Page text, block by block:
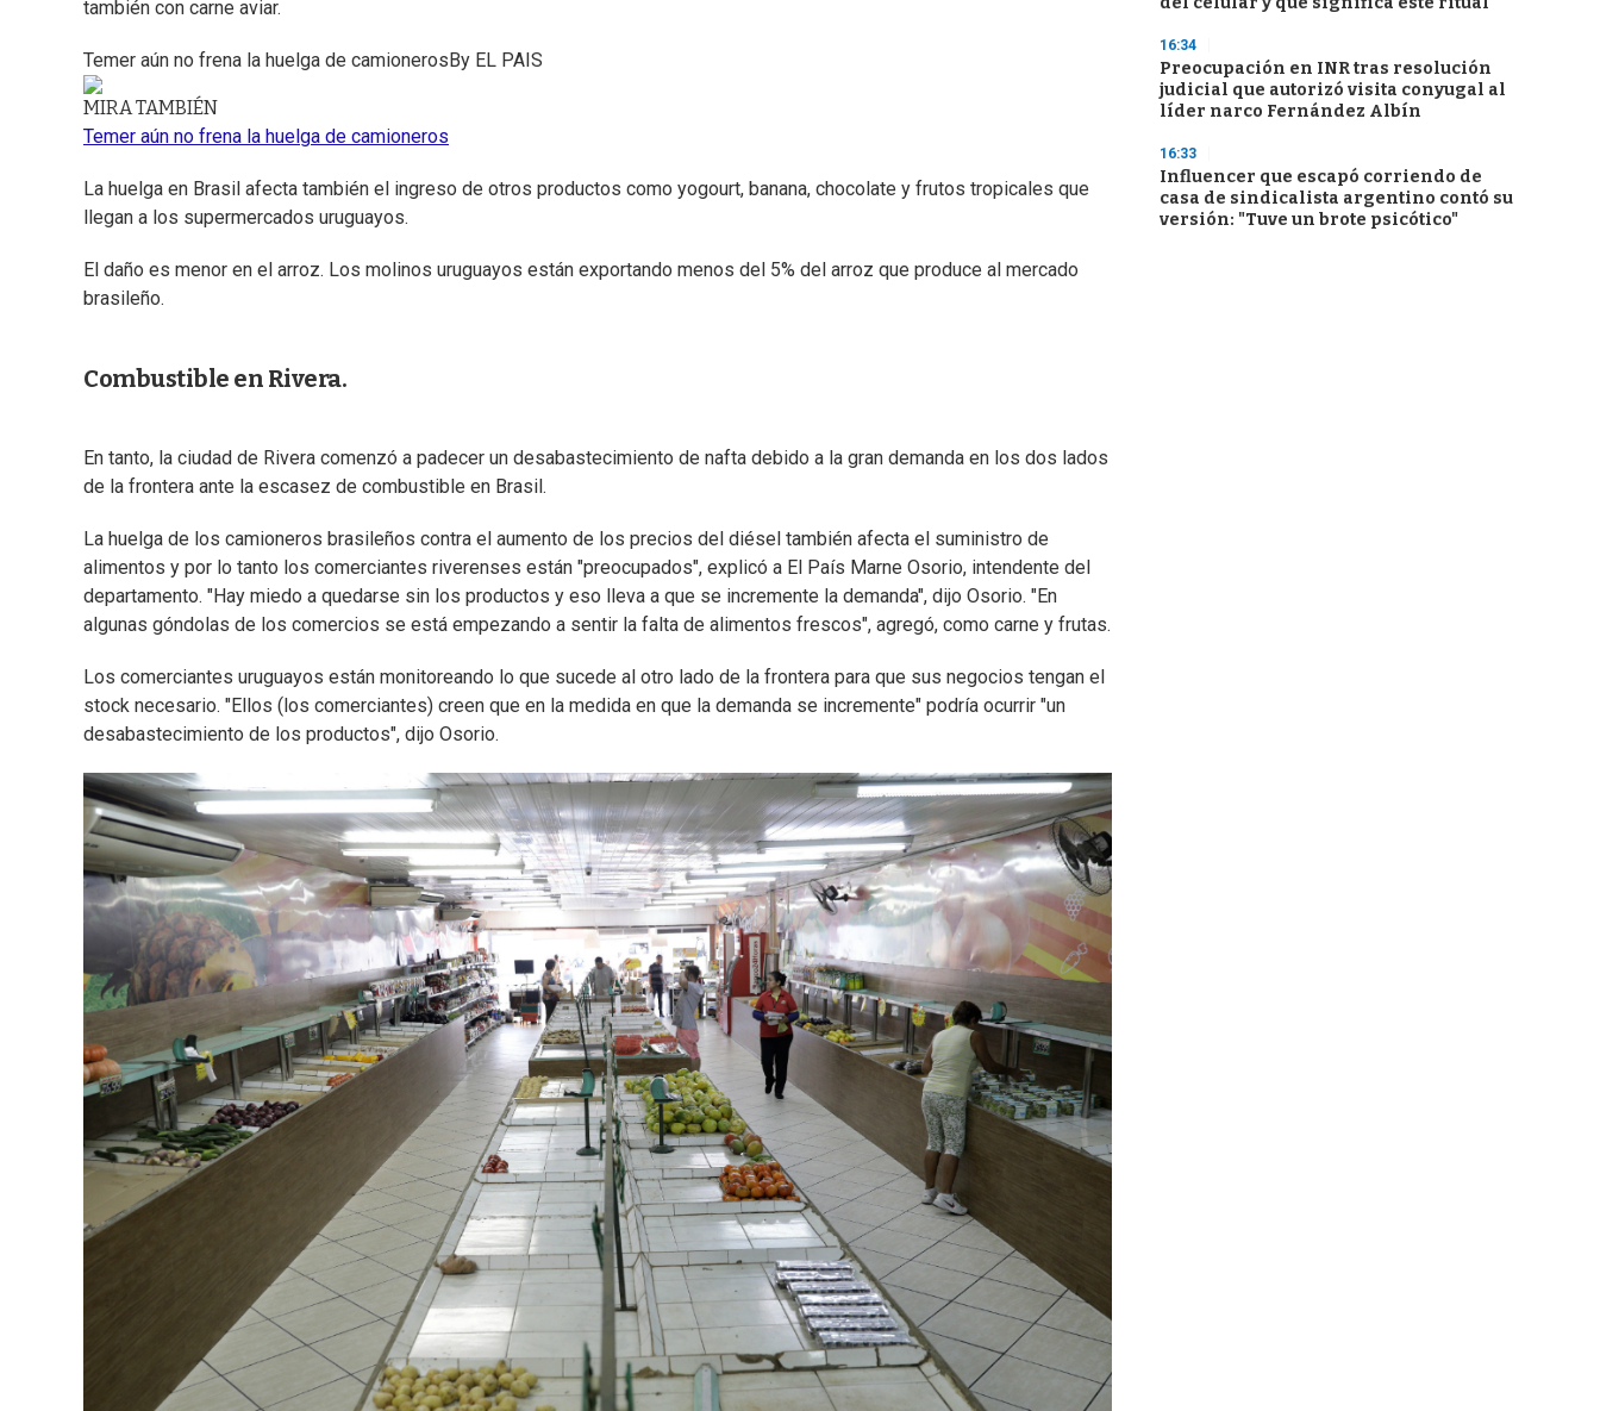
también con carne aviar.
Temer aún no frena la huelga de camioneros By EL PAIS
MIRA TAMBIÉN
Temer aún no frena la huelga de camioneros
La huelga en Brasil afecta también el ingreso de otros productos como yogourt, banana, chocolate y frutos tropicales que
llegan a los supermercados uruguayos.
El daño es menor en el arroz. Los molinos uruguayos están exportando menos del 5% del arroz que produce al mercado
brasileño.
Combustible en Rivera.
En tanto, la ciudad de Rivera comenzó a padecer un desabastecimiento de nafta debido a la gran demanda en los dos lados
de la frontera ante la escasez de combustible en Brasil.
La huelga de los camioneros brasileños contra el aumento de los precios del diésel también afecta el suministro de
alimentos y por lo tanto los comerciantes riverenses están "preocupados", explicó a El País Marne Osorio, intendente del
departamento. "Hay miedo a quedarse sin los productos y eso lleva a que se incremente la demanda", dijo Osorio. "En
algunas góndolas de los comercios se está empezando a sentir la falta de alimentos frescos", agregó, como carne y frutas.
Los comerciantes uruguayos están monitoreando lo que sucede al otro lado de la frontera para que sus negocios tengan el
stock necesario. "Ellos (los comerciantes) creen que en la medida en que la demanda se incremente" podría ocurrir "un
desabastecimiento de los productos", dijo Osorio.
16:34
Preocupación en INR tras resolución
judicial que autorizó visita conyugal al
líder narco Fernández Albín
16:33
Influencer que escapó corriendo de
casa de sindicalista argentino contó su
versión: "Tuve un brote psicótico"